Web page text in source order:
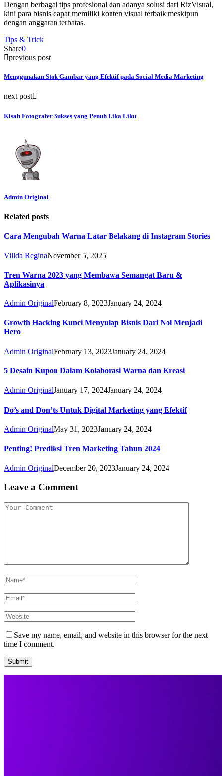
Dengan berbagai tips profesional dan adanya solusi dari RizVisual,
kini para bisnis dapat memiliki konten visual terbaik meskipun
dengan anggaran terbatas.
Tips & Trick
Share0
previous post
Menggunakan Stok Gambar yang Efektif pada Social Media Marketing
next post
Kisah Fotografer Sukses yang Penuh Lika Liku
Admin Original
Related posts
Cara Mengubah Warna Latar Belakang di Instagram Stories
Villda ReginaNovember 5, 2025
Tren Warna 2023 yang Membawa Semangat Baru &
Aplikasinya
Admin OriginalFebruary 8, 2023January 24, 2024
Growth Hacking Kunci Menyulap Bisnis Dari Nol Menjadi
Hero
Admin OriginalFebruary 13, 2023January 24, 2024
5 Desain Kupon Dalam Kolaborasi Warna dan Kreasi
Admin OriginalJanuary 17, 2024January 24, 2024
Do’s and Don’ts Untuk Digital Marketing yang Efektif
Admin OriginalMay 31, 2023January 24, 2024
Penting! Prediksi Tren Marketing Tahun 2024
Admin OriginalDecember 20, 2023January 24, 2024
Leave a Comment
Save my name, email, and website in this browser for the next
time I comment.